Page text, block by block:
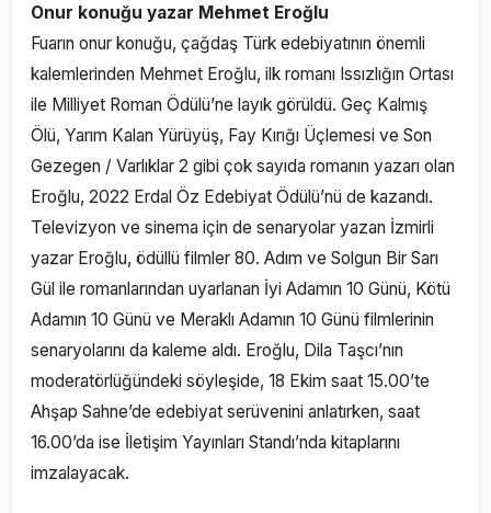
Onur konuğu yazar Mehmet Eroğlu
Fuarın onur konuğu, çağdaş Türk edebiyatının önemli
kalemlerinden Mehmet Eroğlu, ilk romanı Issızlığın Ortası
ile Milliyet Roman Ödülü’ne layık görüldü. Geç Kalmış
Ölü, Yarım Kalan Yürüyüş, Fay Kırığı Üçlemesi ve Son
Gezegen / Varlıklar 2 gibi çok sayıda romanın yazarı olan
Eroğlu, 2022 Erdal Öz Edebiyat Ödülü’nü de kazandı.
Televizyon ve sinema için de senaryolar yazan İzmirli
yazar Eroğlu, ödüllü filmler 80. Adım ve Solgun Bir Sarı
Gül ile romanlarından uyarlanan İyi Adamın 10 Günü, Kötü
Adamın 10 Günü ve Meraklı Adamın 10 Günü filmlerinin
senaryolarını da kaleme aldı. Eroğlu, Dila Taşcı’nın
moderatörlüğündeki söyleşide, 18 Ekim saat 15.00’te
Ahşap Sahne’de edebiyat serüvenini anlatırken, saat
16.00’da ise İletişim Yayınları Standı’nda kitaplarını
imzalayacak.